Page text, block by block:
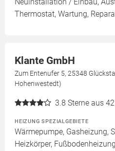
Neuinstallation / Einbau,
Thermostat, Wartung,
Klante GmbH
Zum Entenufer 5, 25348
Hohenwestedt)
3.8 Sterne aus
HEIZUNG SPEZIALGEBIETE
Wärmepumpe, Gasheizung,
Heizkörper,